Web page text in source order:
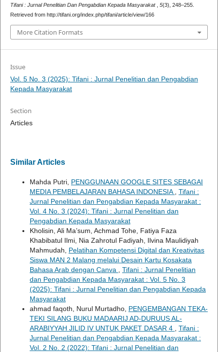
Tifani : Jurnal Penelitian Dan Pengabdian Kepada Masyarakat 5(3), 248–255.
Retrieved from http://tifani.org/index.php/tifani/article/view/166
More Citation Formats
Issue
Vol. 5 No. 3 (2025): Tifani : Jurnal Penelitian dan Pengabdian
Kepada Masyarakat
Section
Articles
Similar Articles
Mahda Putri, PENGGUNAAN GOOGLE SITES SEBAGAI
MEDIA PEMBELAJARAN BAHASA INDONESIA
Tifani :
Jurnal Penelitian dan Pengabdian Kepada Masyarakat :
Vol. 4 No. 3 (2024): Tifani : Jurnal Penelitian dan
Pengabdian Kepada Masyarakat
Kholisin, Ali Ma’sum, Achmad Tohe, Fatiya Faza
Khabibatul Ilmi, Nia Zahrotul Fadiyah, Ilvina Maulidiyah
Mahmudah, Pelatihan Kompetensi Digital dan Kreativitas
Siswa MAN 2 Malang melalui Desain Kartu Kosakata
Bahasa Arab dengan Canva
Tifani : Jurnal Penelitian
dan Pengabdian Kepada Masyarakat : Vol. 5 No. 3
(2025): Tifani : Jurnal Penelitian dan Pengabdian Kepada
Masyarakat
ahmad faqoth, Nurul Murtadho, PENGEMBANGAN TEKA-
TEKI SILANG BUKU MADAARIJ AD-DURUUS AL-
ARABIYYAH JILID IV UNTUK PAKET DASAR 4
Tifani :
Jurnal Penelitian dan Pengabdian Kepada Masyarakat :
Vol. 2 No. 2 (2022): Tifani : Jurnal Penelitian dan